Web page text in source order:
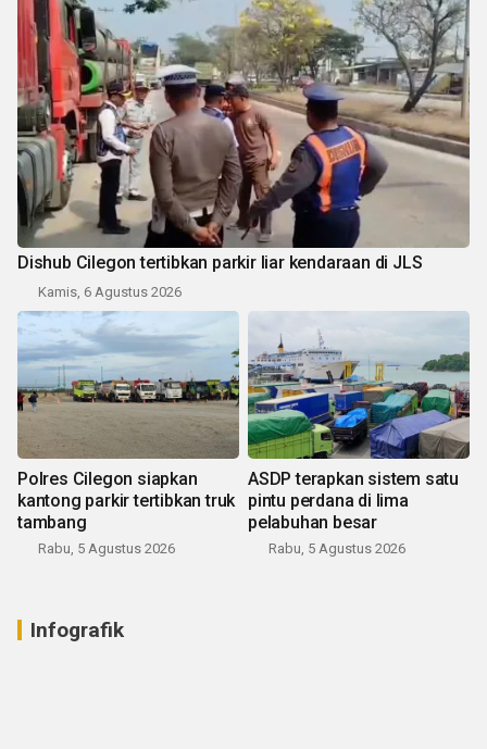
Dishub Cilegon tertibkan parkir liar kendaraan di JLS
Kamis, 6 Agustus 2026
Polres Cilegon siapkan
kantong parkir tertibkan truk
tambang
Rabu, 5 Agustus 2026
ASDP terapkan sistem satu
pintu perdana di lima
pelabuhan besar
Rabu, 5 Agustus 2026
Infografik